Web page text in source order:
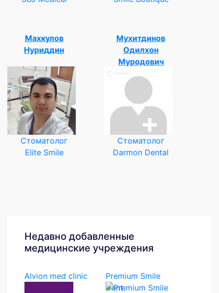
Махкулов
Нуриддин
Стоматолог
Elite Smile
Мухитдинов
Одилхон
Муродович
Стоматолог
Darmon Dental
Недавно добавленные
медицинские учреждения
Alvion med clinic
Premium Smile
Dent